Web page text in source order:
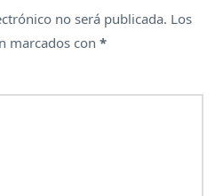
no será publicada. Los
marcados con*